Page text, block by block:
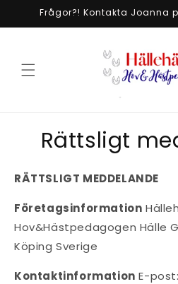
vidare
Frågor?! Kontakta Joanna
Rättsligt
RÄTTSLIGT MEDDELANDE
Företagsinformation
Hov&Hästpedagogen Hälle
Köping Sverige
Kontaktinformation E-post: